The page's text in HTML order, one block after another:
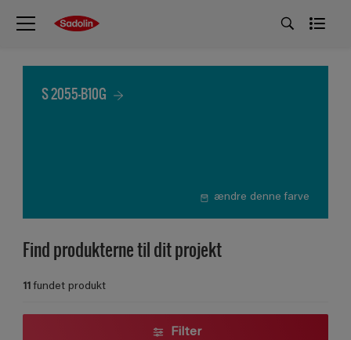
S 2055-B10G
ændre denne farve
Find produkterne til dit projekt
11fundet produkt
Filter